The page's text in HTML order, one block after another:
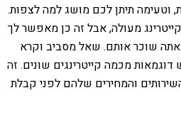
וטעימה תיתן לכם מושג למה לצפות.
מעולה, אבל זה כן מאפשר לך
שוכר אותם. שאל מסביב וקרא
מכמה קייטרינגים שונים. זה
והמחירים שלהם לפני קבלת